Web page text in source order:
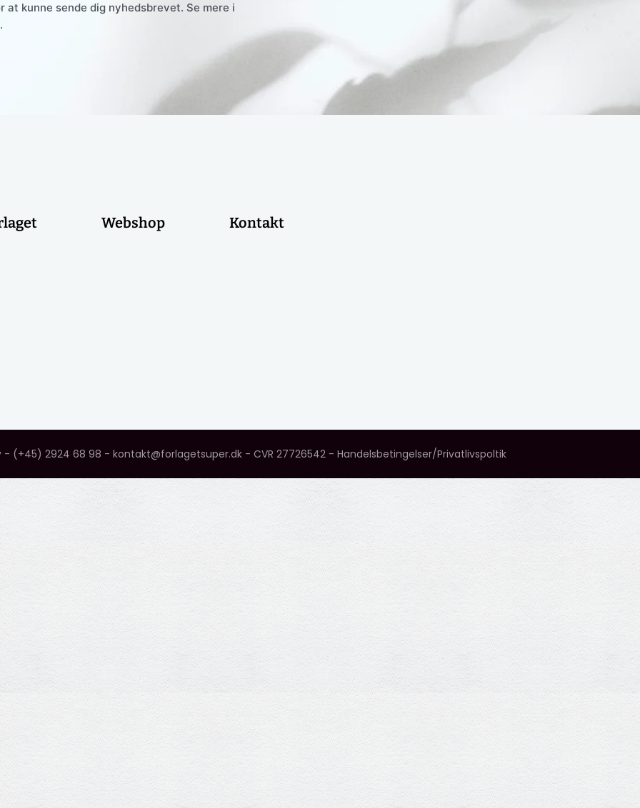
at kunne sende dig nyhedsbrevet. Se mere i
.
Webshop Kontakt
- (+45) 2924 68 98 - kontakt@forlagetsuper.dk - CVR 27726542 - Handelsbetingelser/Privatlivspoltik